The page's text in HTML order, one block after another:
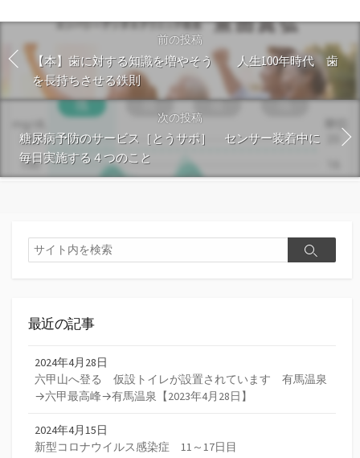
前の投稿
【本】歯に対する知識を増やそう 人生100年時代 歯
を長持ちさせる鉄則
次の投稿
糖尿病予防のサービス［とうサポ］ センサー装着中に
毎日実施する４つのこと
検
索
検
最近の記事
2024年4月28日
六甲山へ登る 仮設トイレが設置されています 有馬温泉
→六甲最高峰→有馬温泉【2023年4月28日】
2024年4月15日
新型コロナウイルス感染症 11～17日目